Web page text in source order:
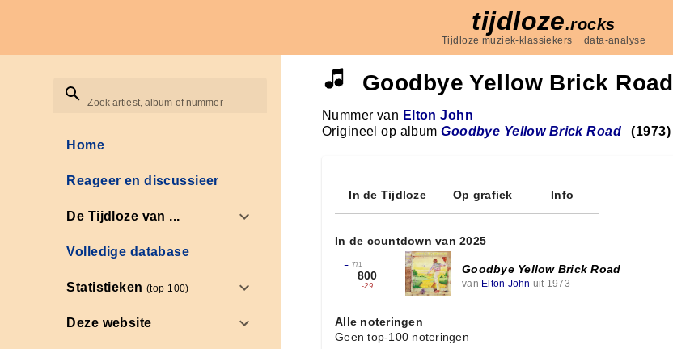
tijdloze.rocks
Tijdloze muziek-klassiekers + data-analyse
Zoek artiest, album of nummer
Home
Reageer en discussieer
De Tijdloze van ...
Volledige database
Statistieken(top 100)
Deze website
Goodbye Yellow Brick Road
Nummer van Elton John
Origineel op albumGoodbye Yellow Brick Road (1973)
In de Tijdloze Op grafiek Info
In de countdown van 2025
← 771
800
-29
Goodbye Yellow Brick Road
van Elton John uit 1973
Alle noteringen
Geen top-100 noteringen